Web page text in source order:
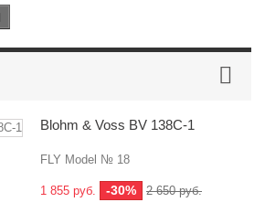
Blohm & Voss BV 138C-1
FLY Model № 18
1 855 руб. -30% 2 650 руб.